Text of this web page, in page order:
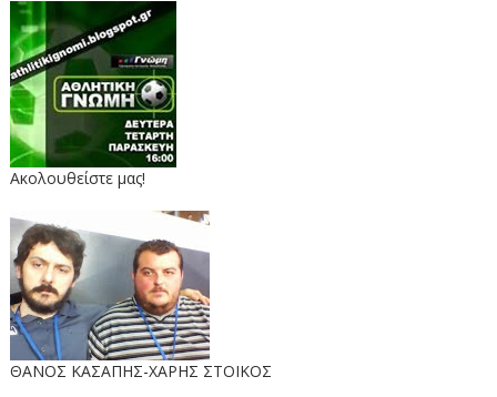
Ακολουθείστε μας!
ΘΑΝΟΣ ΚΑΣΑΠΗΣ-ΧΑΡΗΣ ΣΤΟΙΚΟΣ